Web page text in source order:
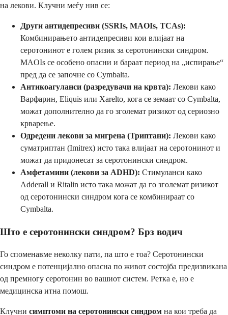
на лекови. Клучни меѓу нив се:
Други антидепресиви (SSRIs, MAOIs, TCAs):
Комбинирањето антидепресиви кои влијаат на
серотонинот е голем ризик за серотонински синдром.
MAOIs се особено опасни и бараат период на „испирање“
пред да се започне со Cymbalta.
Антикоагуланси (разредувачи на крвта): Лекови како
Варфарин, Eliquis или Xarelto, кога се земаат со Cymbalta,
можат дополнително да го зголемат ризикот од сериозно
крварење.
Одредени лекови за мигрена (Триптани): Лекови како
суматриптан (Imitrex) исто така влијаат на серотонинот и
можат да придонесат за серотонински синдром.
Амфетамини (лекови за ADHD): Стимуланси како
Adderall и Ritalin исто така можат да го зголемат ризикот
од серотонински синдром кога се комбинираат со
Cymbalta.
Што е серотонински синдром? Брз водич
Го споменавме неколку пати, па што е тоа? Серотонински
синдром е потенцијално опасна по живот состојба предизвикана
од премногу серотонин во вашиот систем. Ретка е, но е
медицинска итна помош.
Клучни симптоми на серотонински синдром на кои треба да